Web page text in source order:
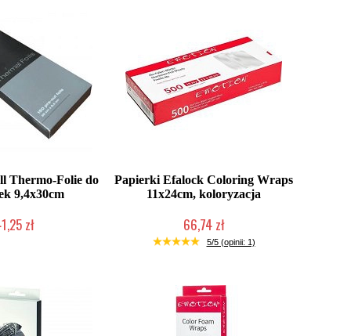
Thermo-Folie do
9,4x30cm
zł
Papierki Efalock Coloring Wraps
11x24cm, koloryzacja
66,74 zł
Duża ilość (wysyłka w 24h)
5/5 (opinii: 1)